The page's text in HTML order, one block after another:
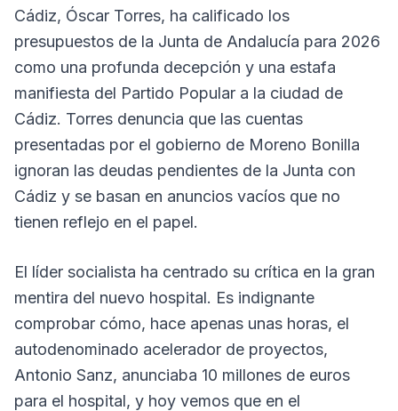
Cádiz, Óscar Torres, ha calificado los
presupuestos de la Junta de Andalucía para 2026
como una profunda decepción y una estafa
manifiesta del Partido Popular a la ciudad de
Cádiz. Torres denuncia que las cuentas
presentadas por el gobierno de Moreno Bonilla
ignoran las deudas pendientes de la Junta con
Cádiz y se basan en anuncios vacíos que no
tienen reflejo en el papel.
El líder socialista ha centrado su crítica en la gran
mentira del nuevo hospital. Es indignante
comprobar cómo, hace apenas unas horas, el
autodenominado acelerador de proyectos,
Antonio Sanz, anunciaba 10 millones de euros
para el hospital, y hoy vemos que en el